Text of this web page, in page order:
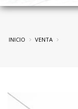
INICIO VENTA